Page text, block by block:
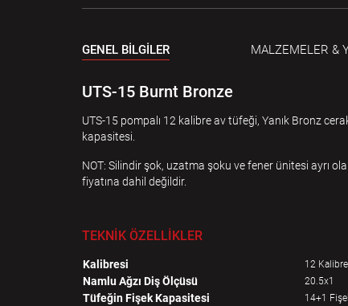
GENEL BİLGİLER MALZEMELER &
UTS-15 Burnt Bronze
UTS-15 pompalı 12 kalibre av tüfeği, Yanık Bronz
kapasitesi.
NOT: Silindir şok, uzatma şoku ve fener ünitesi ayrı
fiyatına dahil değildir.
TEKNİK ÖZELLİKLER
Kalibresi 12 Kalibre
Namlu Ağzı Diş Ölçüsü 20.5x1
Tüfeğin Fişek Kapasitesi 14+1